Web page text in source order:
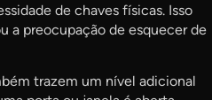
de chaves físicas. Isso
a preocupação de esquecer de
trazem um nível adicional